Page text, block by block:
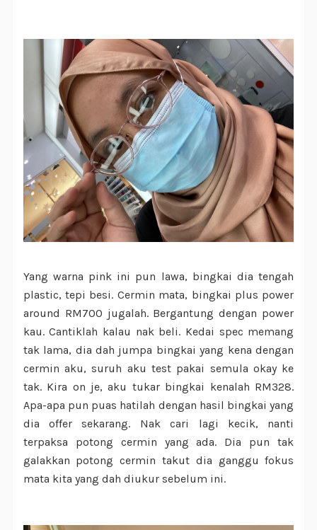
Yang warna pink ini pun lawa, bingkai dia tengah
plastic, tepi besi. Cermin mata, bingkai plus power
around RM700 jugalah. Bergantung dengan power
kau. Cantiklah kalau nak beli. Kedai spec memang
tak lama, dia dah jumpa bingkai yang kena dengan
cermin aku, suruh aku test pakai semula okay ke
tak. Kira on je, aku tukar bingkai kenalah RM328.
Apa-apa pun puas hatilah dengan hasil bingkai yang
dia offer sekarang. Nak cari lagi kecik, nanti
terpaksa potong cermin yang ada. Dia pun tak
galakkan potong cermin takut dia ganggu fokus
mata kita yang dah diukur sebelum ini.